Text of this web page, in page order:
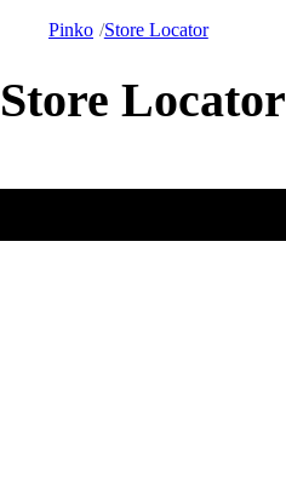
Pinko Store Locator
Store Locator